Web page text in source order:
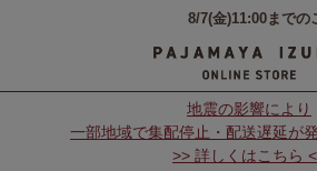
地震の影響により
一部地域で集配停止・配送遅延が
>> 詳しくはこちら